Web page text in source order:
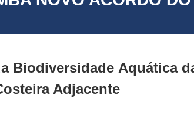
Biodiversidade Aquática
Adjacente